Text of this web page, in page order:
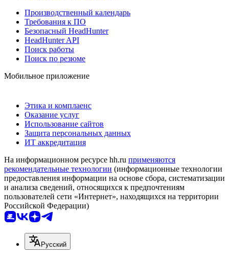
Производственный календарь
Требования к ПО
Безопасный HeadHunter
HeadHunter API
Поиск работы
Поиск по резюме
Мобильное приложение
Этика и комплаенс
Оказание услуг
Использование сайтов
Защита персональных данных
ИТ аккредитация
На информационном ресурсе hh.ru применяются
рекомендательные технологии (информационные технологии
предоставления информации на основе сбора, систематизации
и анализа сведений, относящихся к предпочтениям
пользователей сети «Интернет», находящихся на территории
Российской Федерации)
Русский